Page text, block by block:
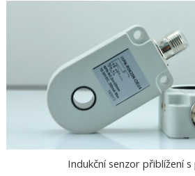
Indukční senzor přiblížení